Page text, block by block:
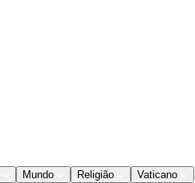
Mundo Religião Vaticano